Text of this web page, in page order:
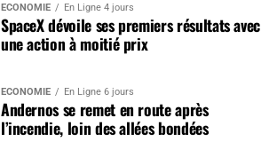
ÉCONOMIE En Ligne 4 jours
SpaceX dévoile ses premiers résultats avec
une action à moitié prix
ÉCONOMIE En Ligne 6 jours
Andernos se remet en route après
l’incendie, loin des allées bondées